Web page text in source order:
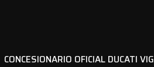
CONCESIONARIO OFICIAL DUCATI